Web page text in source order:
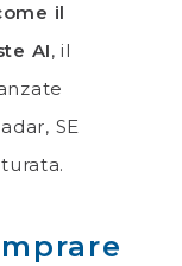
il
AI, il
SE